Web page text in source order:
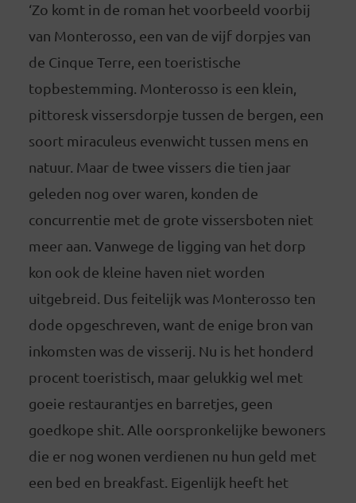
‘Zo komt in de roman het voorbeeld voorbij
van Monterosso, een van de vijf dorpjes van
de Cinque Terre, een toeristische
topbestemming. Monterosso is een klein,
pittoresk vissersdorpje tussen de bergen, een
soort miraculeus evenwicht tussen mens en
natuur. Maar de twee vissers die tien jaar
geleden nog over waren, konden de
concurrentie met de grote vissersboten niet
meer aan. Vanwege de ligging van het dorp
kon ook de kleine haven niet worden
uitgebreid. Dus feitelijk was Monterosso ten
dode opgeschreven, want de enige bron van
inkomsten was de visserij. Nu is het honderd
procent toeristisch, maar gelukkig wel met
goeie restaurantjes en barretjes, geen
goedkope shit. Alle oorspronkelijke bewoners
die er nog wonen verdienen nu hun geld met
een bed en breakfast. Eigenlijk heeft het